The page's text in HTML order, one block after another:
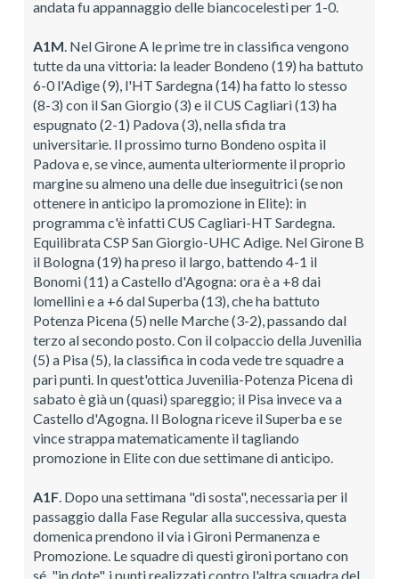
andata fu appannaggio delle biancocelesti per 1-0.
A1M . Nel Girone A le prime tre in classifica vengono
tutte da una vittoria: la leader Bondeno (19) ha battuto
6-0 l'Adige (9), l'HT Sardegna (14) ha fatto lo stesso
(8-3) con il San Giorgio (3) e il CUS Cagliari (13) ha
espugnato (2-1) Padova (3), nella sfida tra
universitarie. Il prossimo turno Bondeno ospita il
Padova e, se vince, aumenta ulteriormente il proprio
margine su almeno una delle due inseguitrici (se non
ottenere in anticipo la promozione in Elite): in
programma c'è infatti CUS Cagliari-HT Sardegna.
Equilibrata CSP San Giorgio-UHC Adige. Nel Girone B
il Bologna (19) ha preso il largo, battendo 4-1 il
Bonomi (11) a Castello d'Agogna: ora è a +8 dai
lomellini e a +6 dal Superba (13), che ha battuto
Potenza Picena (5) nelle Marche (3-2), passando dal
terzo al secondo posto. Con il colpaccio della Juvenilia
(5) a Pisa (5), la classifica in coda vede tre squadre a
pari punti. In quest'ottica Juvenilia-Potenza Picena di
sabato è già un (quasi) spareggio; il Pisa invece va a
Castello d'Agogna. Il Bologna riceve il Superba e se
vince strappa matematicamente il tagliando
promozione in Elite con due settimane di anticipo.
A1F . Dopo una settimana "di sosta", necessaria per il
passaggio dalla Fase Regular alla successiva, questa
domenica prendono il via i Gironi Permanenza e
Promozione. Le squadre di questi gironi portano con
sé, "in dote", i punti realizzati contro l'altra squadra del